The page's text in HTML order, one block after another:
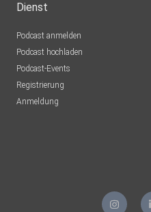
Dienst
Podcast anmelden
Podcast hochladen
Podcast-Events
Registrierung
Anmeldung